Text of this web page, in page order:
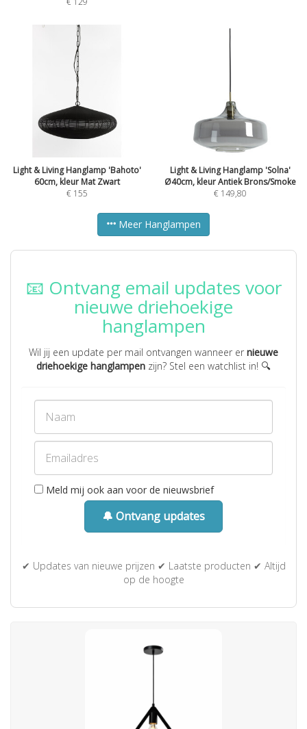
Light & Living Hanglamp 'Bahoto'
60cm, kleur Mat Zwart
€ 155
Light & Living Hanglamp 'Solna'
Ø40cm, kleur Antiek Brons/Smoke
€ 149,80
Meer Hanglampen
📧 Ontvang email updates voor
nieuwe driehoekige
hanglampen
Wil jij een update per mail ontvangen wanneer er nieuwe
driehoekige hanglampen zijn? Stel een watchlist in! 🔍
Meld mij ook aan voor de nieuwsbrief
🔔 Ontvang updates
✔ Updates van nieuwe prijzen ✔ Laatste producten ✔ Altijd
op de hoogte